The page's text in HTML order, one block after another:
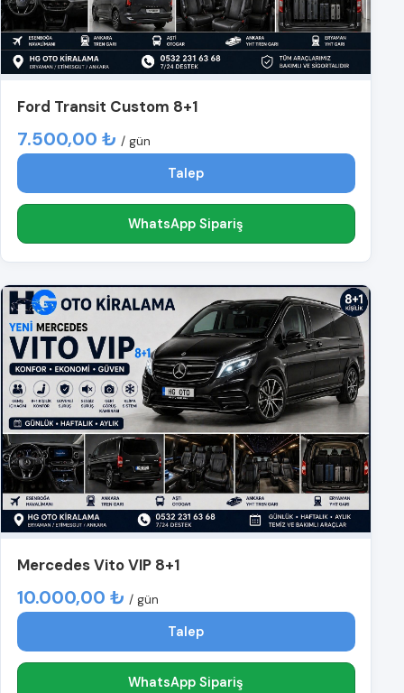
Ford Transit Custom 8+1
7.500,00 ₺ / gün
Talep
WhatsApp Sipariş
Mercedes Vito VIP 8+1
10.000,00 ₺ / gün
Talep
WhatsApp Sipariş